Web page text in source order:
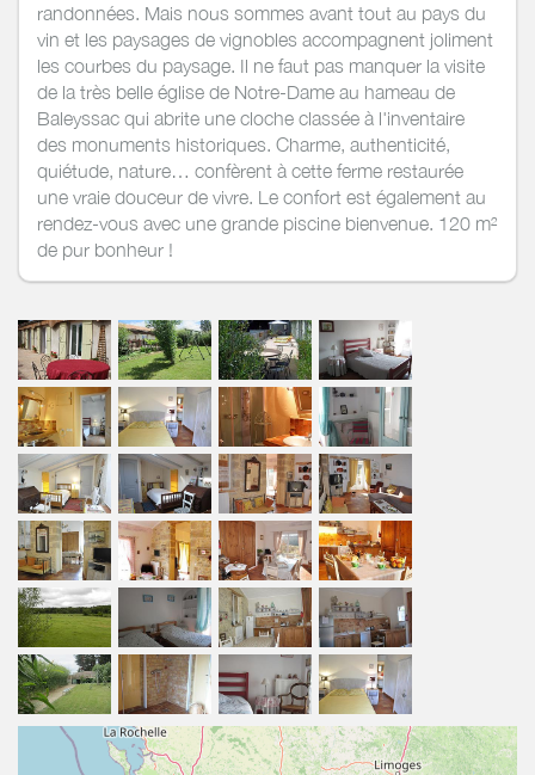
randonnées. Mais nous sommes avant tout au pays du
vin et les paysages de vignobles accompagnent joliment
les courbes du paysage. Il ne faut pas manquer la visite
de la très belle église de Notre-Dame au hameau de
Baleyssac qui abrite une cloche classée à l'inventaire
des monuments historiques. Charme, authenticité,
quiétude, nature… confèrent à cette ferme restaurée
une vraie douceur de vivre. Le confort est également au
rendez-vous avec une grande piscine bienvenue. 120 m²
de pur bonheur !